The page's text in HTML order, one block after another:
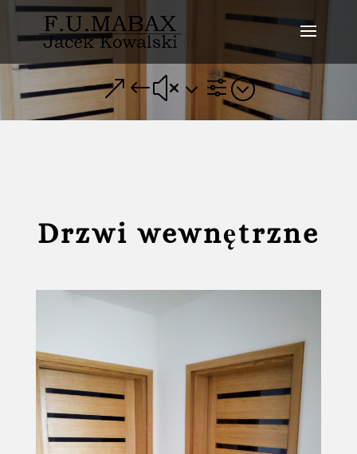
&#x3f;
Drzwi wewnętrzne